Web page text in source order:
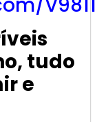
tudo
e